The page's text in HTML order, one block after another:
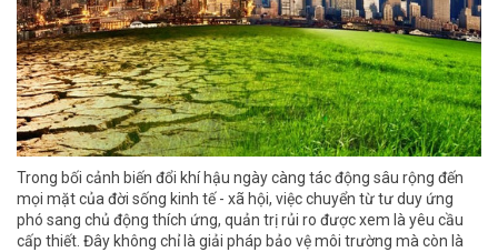
Trong bối cảnh biến đổi khí hậu ngày càng tác động sâu rộng đến
mọi mặt của đời sống kinh tế - xã hội, việc chuyển từ tư duy ứng
phó sang chủ động thích ứng, quản trị rủi ro được xem là yêu cầu
cấp thiết. Đây không chỉ là giải pháp bảo vệ môi trường mà còn là